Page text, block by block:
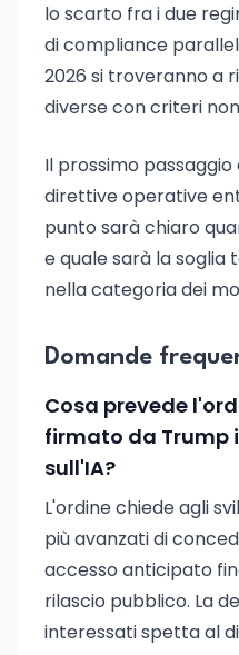
lo scarto fra i due
di compliance
2026 si troveranno a
diverse con criteri
Il prossimo
direttive operative
punto sarà chiaro
e quale sarà la
nella categoria dei
Domande
Cosa prevede
firmato da Trump
sull'IA?
L'ordine chiede agli
più avanzati di
accesso anticipato
rilascio pubblico. La
interessati spetta al